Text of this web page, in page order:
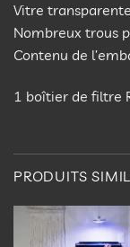
Vitre
Nombreux trous
Contenu de
1 boîtier de filtre
PRODUITS